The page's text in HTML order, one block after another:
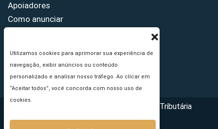
Utilizamos cookies para aprimorar sua experiência de
navegação, exibir anúncios ou conteúdo
personalizado e analisar nosso tráfego. Ao clicar em
“Aceitar todos”, você concorda com nosso uso de
cookies.
Apoiadores
Como anunciar
Princípios Editoriais
Copyright © 2026 - Portal da Reforma Tributária